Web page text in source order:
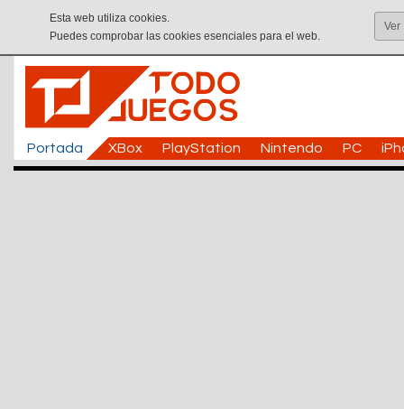
Esta web utiliza cookies.
Puedes comprobar las cookies esenciales para el web.
Ver
Portada XBox PlayStation Nintendo PC